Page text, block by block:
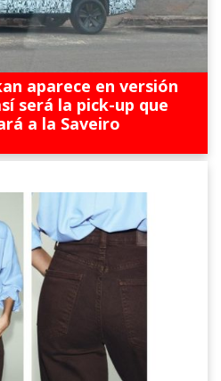
aparece en versión
será la pick-up que
a la Saveiro